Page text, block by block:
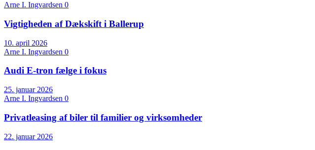
Arne I. Ingvardsen 0
Vigtigheden af Dækskift i Ballerup
10. april 2026
Arne I. Ingvardsen 0
Audi E-tron fælge i fokus
25. januar 2026
Arne I. Ingvardsen 0
Privatleasing af biler til familier og virksomheder
22. januar 2026